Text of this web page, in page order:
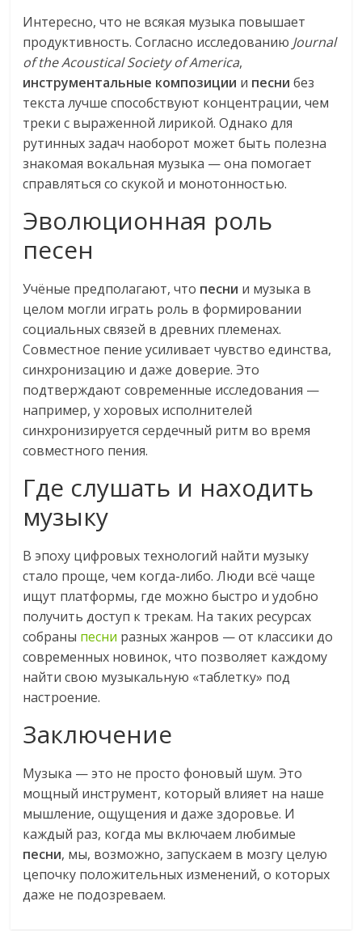
Интересно, что не всякая музыка повышает
продуктивность. Согласно исследованию Journal
of the Acoustical Society of America,
инструментальные композиции и песни без
текста лучше способствуют концентрации, чем
треки с выраженной лирикой. Однако для
рутинных задач наоборот может быть полезна
знакомая вокальная музыка — она помогает
справляться со скукой и монотонностью.
Эволюционная роль
песен
Учёные предполагают, что песни и музыка в
целом могли играть роль в формировании
социальных связей в древних племенах.
Совместное пение усиливает чувство единства,
синхронизацию и даже доверие. Это
подтверждают современные исследования —
например, у хоровых исполнителей
синхронизируется сердечный ритм во время
совместного пения.
Где слушать и находить
музыку
В эпоху цифровых технологий найти музыку
стало проще, чем когда-либо. Люди всё чаще
ищут платформы, где можно быстро и удобно
получить доступ к трекам. На таких ресурсах
собраны песни разных жанров — от классики до
современных новинок, что позволяет каждому
найти свою музыкальную «таблетку» под
настроение.
Заключение
Музыка — это не просто фоновый шум. Это
мощный инструмент, который влияет на наше
мышление, ощущения и даже здоровье. И
каждый раз, когда мы включаем любимые
песни, мы, возможно, запускаем в мозгу целую
цепочку положительных изменений, о которых
даже не подозреваем.